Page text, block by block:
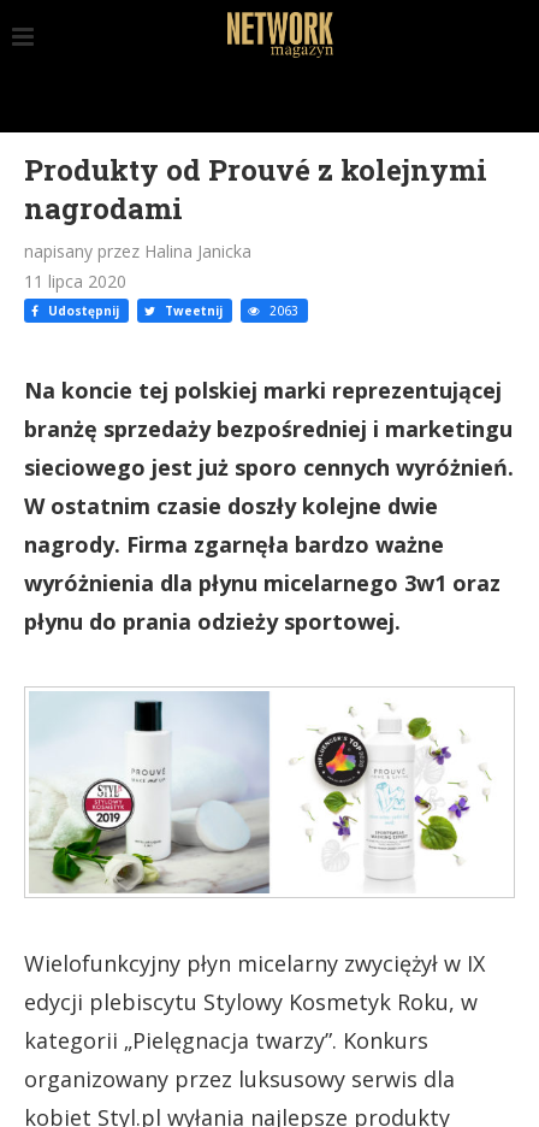
Produkty od Prouvé z kolejnymi
nagrodami
napisany przez Halina Janicka
11 lipca 2020
Udostępnij Tweetnij 2063
Na koncie tej polskiej marki reprezentującej
branżę sprzedaży bezpośredniej i marketingu
sieciowego jest już sporo cennych wyróżnień.
W ostatnim czasie doszły kolejne dwie
nagrody. Firma zgarnęła bardzo ważne
wyróżnienia dla płynu micelarnego 3w1 oraz
płynu do prania odzieży sportowej.
Wielofunkcyjny płyn micelarny zwyciężył w IX
edycji plebiscytu Stylowy Kosmetyk Roku, w
kategorii „Pielęgnacja twarzy”. Konkurs
organizowany przez luksusowy serwis dla
kobiet Styl.pl wyłania najlepsze produkty